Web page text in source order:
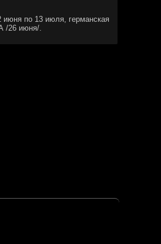
июня по 13 июля, германская
/26 июня/.